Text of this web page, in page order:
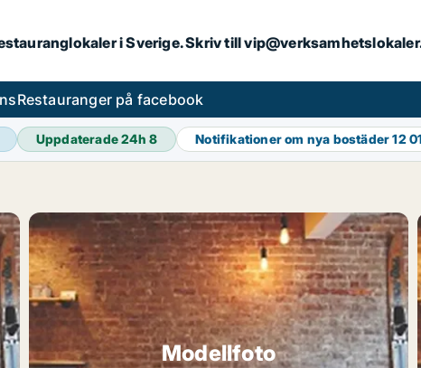
i Sverige. Skriv till
Restauranger på facebook
Uppdaterade 24h8 Notifikationer om nya bostäder12
Modellfoto